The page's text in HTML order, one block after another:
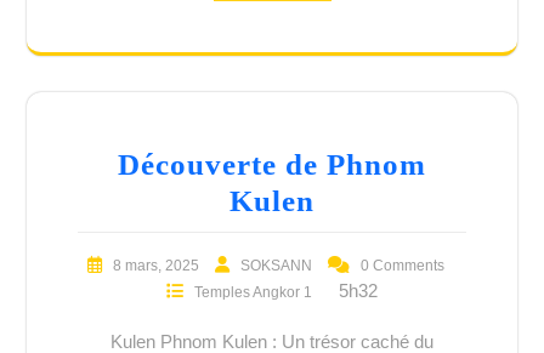
Découverte de Phnom
Kulen
8 mars, 2025 SOKSANN
0 Comments
Temples Angkor 1
5h32
Kulen Phnom Kulen : Un trésor caché du